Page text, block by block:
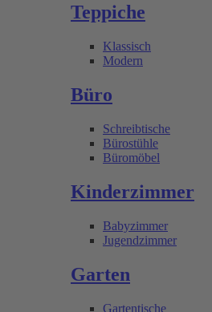
Teppiche
Klassisch
Modern
Büro
Schreibtische
Bürostühle
Büromöbel
Kinderzimmer
Babyzimmer
Jugendzimmer
Garten
Gartentische